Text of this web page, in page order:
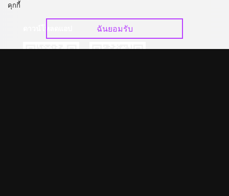
คุกกี้
ฉันยอมรับ